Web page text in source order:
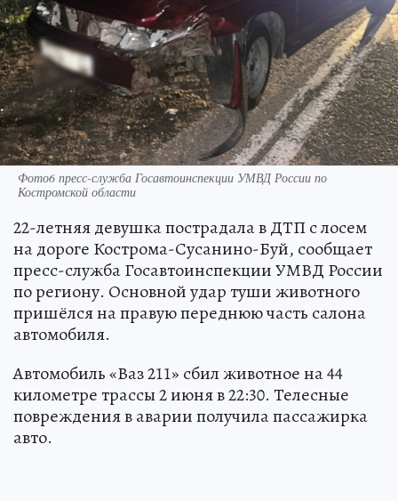
Фото6 пресс-служба Госавтоинспекции УМВД России по
Костромской области
22-летняя девушка пострадала в ДТП с лосем
на дороге Кострома-Сусанино-Буй, сообщает
пресс-служба Госавтоинспекции УМВД России
по региону. Основной удар туши животного
пришёлся на правую переднюю часть салона
автомобиля.
Автомобиль «Ваз 211» сбил животное на 44
километре трассы 2 июня в 22:30. Телесные
повреждения в аварии получила пассажирка
авто.